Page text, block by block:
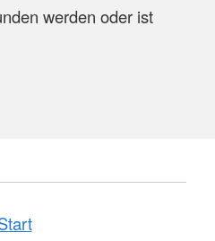
werden oder ist